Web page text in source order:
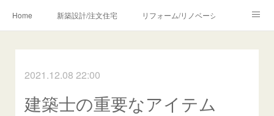
Home 新築設計/注文住宅 リフォーム/リノベーション
Profile/作品について お問合せ/アクセス
メディア・講師・執筆・SNS関連
2021.12.08 22:00
建築士の重要なアイテム